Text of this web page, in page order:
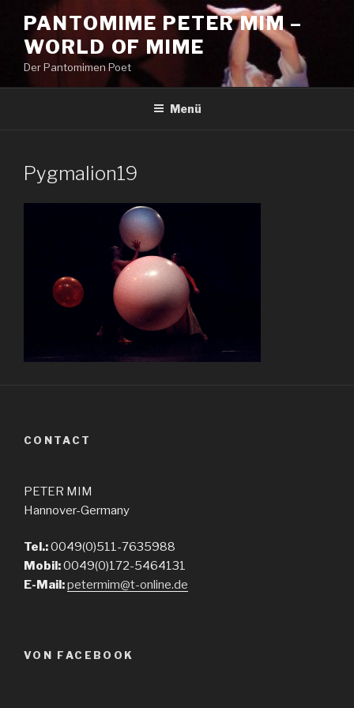
Inhalt
springen
PANTOMIME PETER MIM –
WORLD OF MIME
Der Pantomimen Poet
Menü
Pygmalion19
CONTACT
PETER MIM
Hannover-Germany
Tel.:0049(0)511-7635988
Mobil:0049(0)172-5464131
E-Mail:petermim@t-online.de
VON FACEBOOK